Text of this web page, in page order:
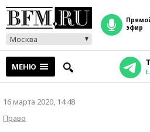
Москва
прямой
эфир
МЕНЮ
16 марта 2020, 14:48
Право